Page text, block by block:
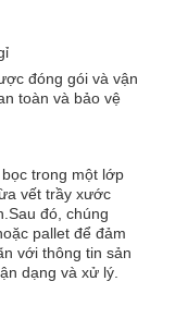
đóng gói và vận
toàn và bảo vệ
trong một lớp
vết trầy xước
đó, chúng
pallet để đảm
với thông tin sản
dạng và xử lý.